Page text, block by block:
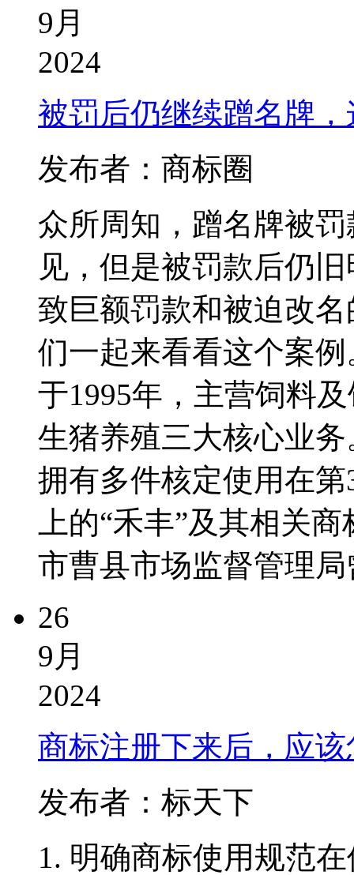
9月
2024
被罚后仍继续蹭名牌
发布者：商标圈
众所周知，蹭名牌被
见，但是被罚款后仍
致巨额罚款和被迫改
们一起来看看这个案
于1995年，主营饲料
生猪养殖三大核心业
拥有多件核定使用在
上的“禾丰”及其相关
市曹县市场监督管理局
26
9月
2024
商标注册下来后，应
发布者：标天下
1. 明确商标使用规范